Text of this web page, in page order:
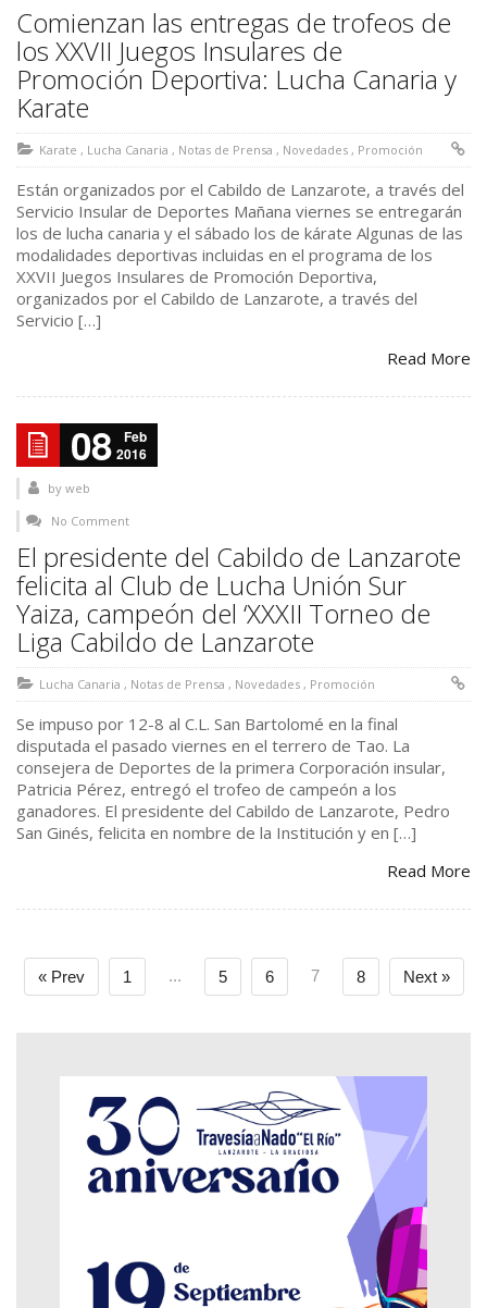
Comienzan las entregas de trofeos de
los XXVII Juegos Insulares de
Promoción Deportiva: Lucha Canaria y
Karate
Karate , Lucha Canaria , Notas de Prensa , Novedades , Promoción
Están organizados por el Cabildo de Lanzarote, a través del
Servicio Insular de Deportes Mañana viernes se entregarán
los de lucha canaria y el sábado los de kárate Algunas de las
modalidades deportivas incluidas en el programa de los
XXVII Juegos Insulares de Promoción Deportiva,
organizados por el Cabildo de Lanzarote, a través del
Servicio […]
Read More
08
Feb
2016
by web
No Comment
El presidente del Cabildo de Lanzarote
felicita al Club de Lucha Unión Sur
Yaiza, campeón del ‘XXXII Torneo de
Liga Cabildo de Lanzarote
Lucha Canaria , Notas de Prensa , Novedades , Promoción
Se impuso por 12-8 al C.L. San Bartolomé en la final
disputada el pasado viernes en el terrero de Tao. La
consejera de Deportes de la primera Corporación insular,
Patricia Pérez, entregó el trofeo de campeón a los
ganadores. El presidente del Cabildo de Lanzarote, Pedro
San Ginés, felicita en nombre de la Institución y en […]
Read More
« Prev 1 ... 5 6 7 8 Next »